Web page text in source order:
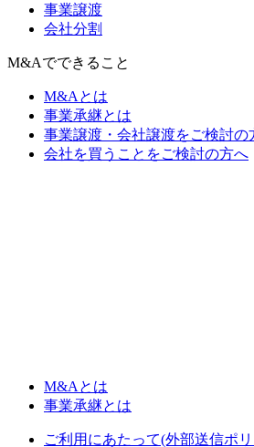
事業譲渡
会社分割
M&Aでできること
M&Aとは
事業承継とは
事業譲渡・会社譲渡をご検討の
会社を買うことをご検討の方へ
M&Aとは
事業承継とは
ご利用にあたって(外部送信ポ